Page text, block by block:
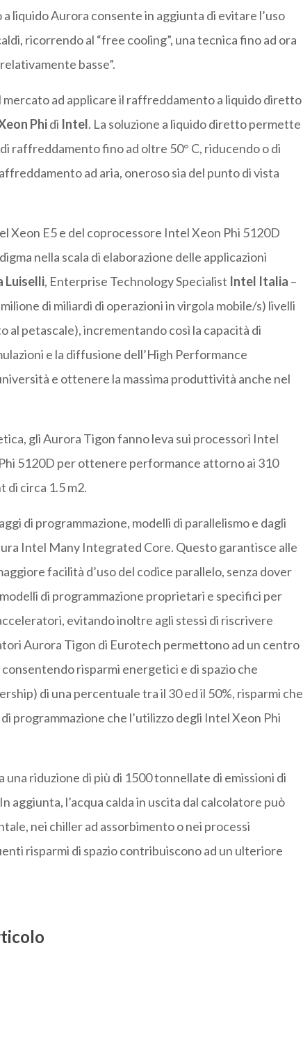
liquido Aurora consente in aggiunta di evitare l’uso
ricorrendo al “free cooling”, una tecnica fino ad ora
basse”.
ad applicare il raffreddamento a liquido diretto
Phidi Intel. La soluzione a liquido diretto permette
raffreddamento fino ad oltre 50° C, riducendo o di
ad aria, oneroso sia del punto di vista
Xeon E5 e del coprocessore Intel Xeon Phi 5120D
nella scala di elaborazione delle applicazioni
Luiselli, Enterprise Technology Specialist Intel Italia –
di miliardi di operazioni in virgola mobile/s) livelli
al petascale), incrementando così la capacità di
e la diffusione dell’High Performance
e ottenere la massima produttività anche nel
gli Aurora Tigon fanno leva sui processori Intel
5120D per ottenere performance attorno ai 310
di circa 1.5 m2.
di programmazione, modelli di parallelismo e dagli
Intel Many Integrated Core. Questo garantisce alle
facilità d’uso del codice parallelo, senza dover
di programmazione proprietari e specifici per
evitando inoltre agli stessi di riscrivere
Aurora Tigon di Eurotech permettono ad un centro
risparmi energetici e di spazio che
di una percentuale tra il 30 ed il 50%, risparmi che
programmazione che l’utilizzo degli Intel Xeon Phi
una riduzione di più di 1500 tonnellate di emissioni di
aggiunta, l’acqua calda in uscita dal calcolatore può
nei chiller ad assorbimento o nei processi
risparmi di spazio contribuiscono ad un ulteriore